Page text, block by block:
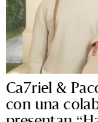
Ca7riel &
con una